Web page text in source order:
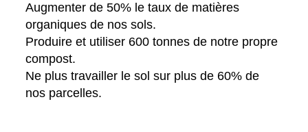
Augmenter de 50% le taux de matières
organiques de nos sols.
Produire et utiliser 600 tonnes de notre propre
compost.
Ne plus travailler le sol sur plus de 60% de
nos parcelles.